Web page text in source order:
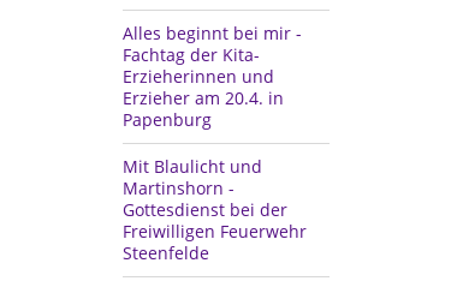
Alles beginnt bei mir -
Fachtag der Kita-
Erzieherinnen und
Erzieher am 20.4. in
Papenburg
Mit Blaulicht und
Martinshorn -
Gottesdienst bei der
Freiwilligen Feuerwehr
Steenfelde